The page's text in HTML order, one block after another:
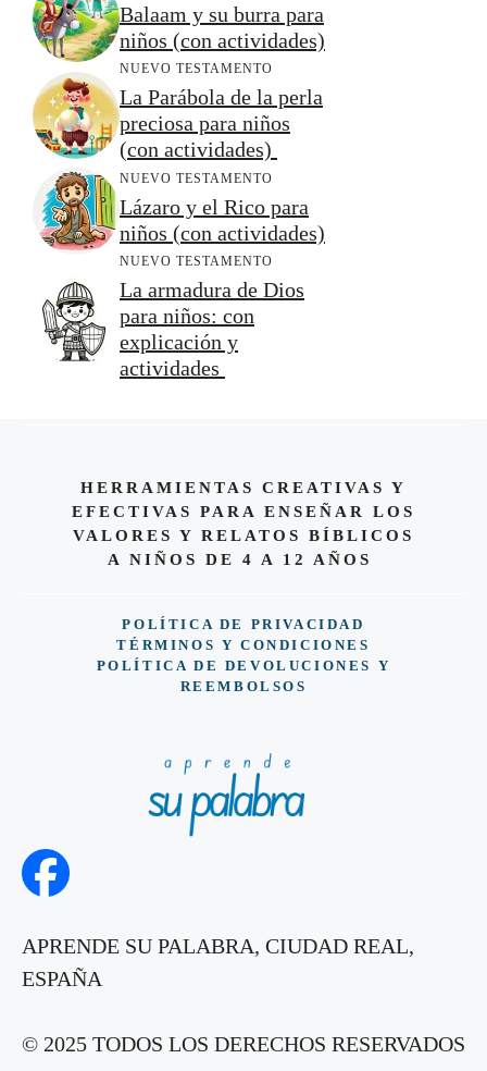
Balaam y su burra para
niños (con actividades)
NUEVO TESTAMENTO
La Parábola de la perla
preciosa para niños
(con actividades)
NUEVO TESTAMENTO
Lázaro y el Rico para
niños (con actividades)
NUEVO TESTAMENTO
La armadura de Dios
para niños: con
explicación y
actividades
HERRAMIENTAS CREATIVAS Y
EFECTIVAS PARA ENSEÑAR LOS
VALORES Y RELATOS BÍBLICOS
A NIÑOS DE 4 A 12 AÑOS
POLÍTICA DE PRIVACIDAD
TÉRMINOS Y CONDICIONES
POLÍTICA DE DEVOLUCIONES Y
REEMBOLSOS
APRENDE SU PALABRA, CIUDAD REAL,
ESPAÑA
© 2025 TODOS LOS DERECHOS RESERVADOS